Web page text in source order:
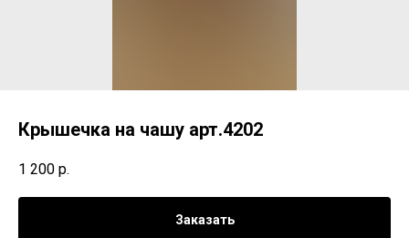
Крышечка на чашу арт.4202
1 200 р.
Заказать